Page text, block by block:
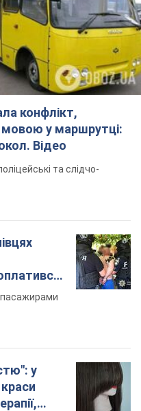
конфлікт,
у маршрутці:
Відео
та слідчо-
пасажирами
у